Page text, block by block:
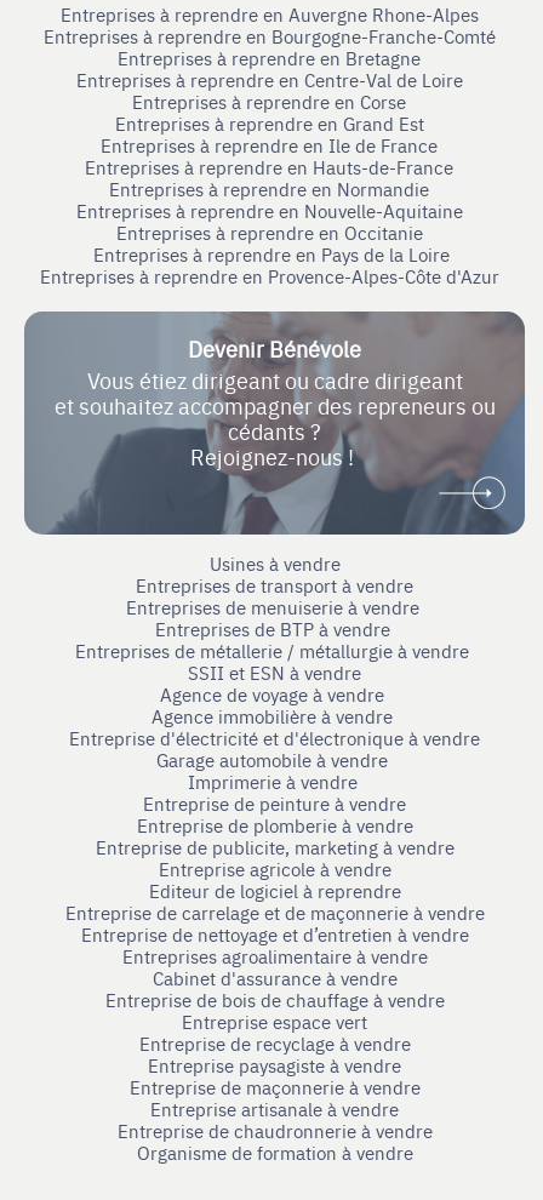
Entreprises à reprendre en Auvergne Rhone-Alpes
Entreprises à reprendre en Bourgogne-Franche-Comté
Entreprises à reprendre en Bretagne
Entreprises à reprendre en Centre-Val de Loire
Entreprises à reprendre en Corse
Entreprises à reprendre en Grand Est
Entreprises à reprendre en Ile de France
Entreprises à reprendre en Hauts-de-France
Entreprises à reprendre en Normandie
Entreprises à reprendre en Nouvelle-Aquitaine
Entreprises à reprendre en Occitanie
Entreprises à reprendre en Pays de la Loire
Entreprises à reprendre en Provence-Alpes-Côte d'Azur
Devenir Bénévole
Vous étiez dirigeant ou cadre dirigeant
et souhaitez accompagner des repreneurs ou
cédants ?
Rejoignez-nous !
Usines à vendre
Entreprises de transport à vendre
Entreprises de menuiserie à vendre
Entreprises de BTP à vendre
Entreprises de métallerie / métallurgie à vendre
SSII et ESN à vendre
Agence de voyage à vendre
Agence immobilière à vendre
Entreprise d'électricité et d'électronique à vendre
Garage automobile à vendre
Imprimerie à vendre
Entreprise de peinture à vendre
Entreprise de plomberie à vendre
Entreprise de publicite, marketing à vendre
Entreprise agricole à vendre
Editeur de logiciel à reprendre
Entreprise de carrelage et de maçonnerie à vendre
Entreprise de nettoyage et d’entretien à vendre
Entreprises agroalimentaire à vendre
Cabinet d'assurance à vendre
Entreprise de bois de chauffage à vendre
Entreprise espace vert
Entreprise de recyclage à vendre
Entreprise paysagiste à vendre
Entreprise de maçonnerie à vendre
Entreprise artisanale à vendre
Entreprise de chaudronnerie à vendre
Organisme de formation à vendre